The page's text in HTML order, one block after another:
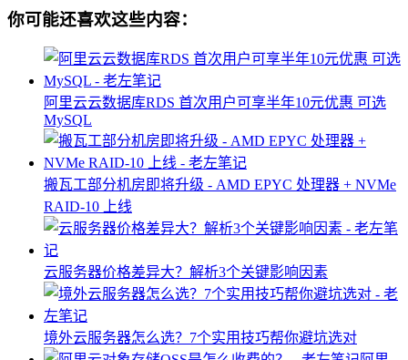
你可能还喜欢这些内容：
阿里云云数据库RDS 首次用户可享半年10元优惠 可选
MySQL
搬瓦工部分机房即将升级 - AMD EPYC 处理器 + NVMe
RAID-10 上线
云服务器价格差异大？解析3个关键影响因素
境外云服务器怎么选？7个实用技巧帮你避坑选对